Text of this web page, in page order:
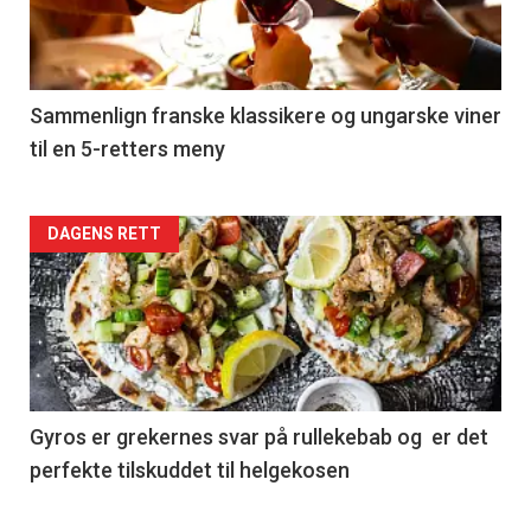
nå
-
5
Sammenlign franske klassikere og ungarske viner
til en 5-retters meny
Forsiden
akkurat
nå
-
6
DAGENS RETT
Gyros er grekernes svar på rullekebab og er det
perfekte tilskuddet til helgekosen